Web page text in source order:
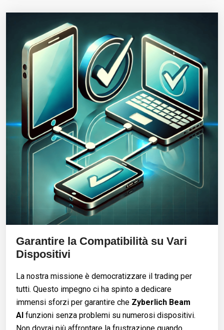
Garantire la Compatibilità su Vari
Dispositivi
La nostra missione è democratizzare il trading per
tutti. Questo impegno ci ha spinto a dedicare
immensi sforzi per garantire che Zyberlich Beam
AI funzioni senza problemi su numerosi dispositivi.
Non dovrai più affrontare la frustrazione quando